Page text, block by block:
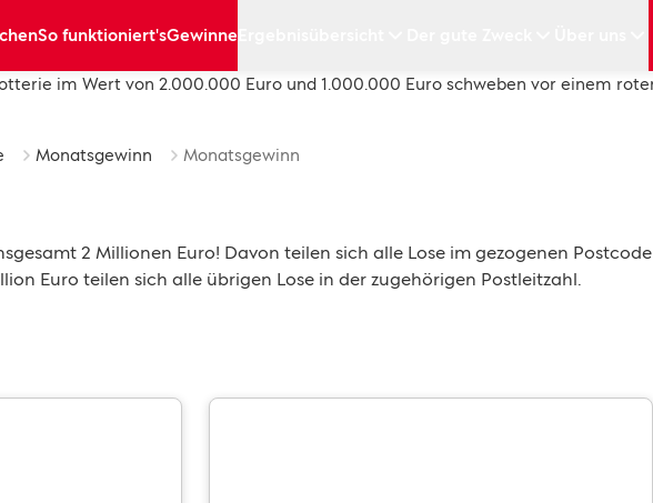
So funktioniert'sGewinne
Monatsgewinn Monatsgewinn
2 Millionen Euro! Davon teilen sich alle Lose im gezogenen Postcode
Euro teilen sich alle übrigen Lose in der zugehörigen Postleitzahl.